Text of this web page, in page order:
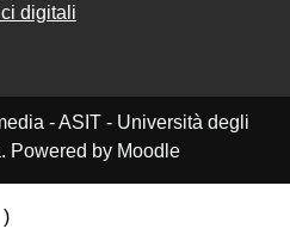
digitali
- ASIT - Università degli
Powered by Moodle
)